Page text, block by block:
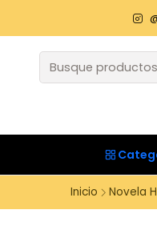
Inicio Novela